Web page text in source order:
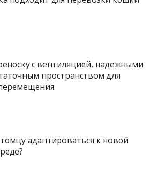
с вентиляцией, надежными
пространством для
адаптироваться к новой